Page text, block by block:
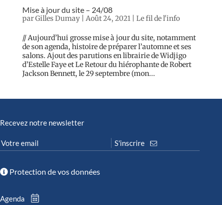
Mise à jour du site – 24/08
parGilles Dumay| Août 24, 2021| Le fil de l'info
// Aujourd’hui grosse mise à jour du site, notamment
de son agenda, histoire de préparer l’automne et ses
salons. Ajout des parutions en librairie de Widjigo
d’Estelle Faye et Le Retour du hiérophante de Robert
Jackson Bennett, le 29 septembre (mon...
Recevez notre newsletter
Protection de vos données
Agenda